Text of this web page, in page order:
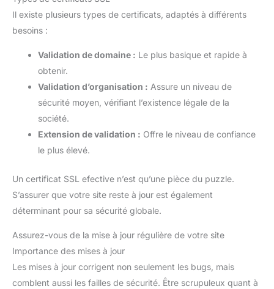
Il existe plusieurs types de certificats, adaptés à différents
besoins :
Validation de domaine : Le plus basique et rapide à
obtenir.
Validation d’organisation : Assure un niveau de
sécurité moyen, vérifiant l’existence légale de la
société.
Extension de validation : Offre le niveau de confiance
le plus élevé.
Un certificat SSL efective n’est qu’une pièce du puzzle.
S’assurer que votre site reste à jour est également
déterminant pour sa sécurité globale.
Assurez-vous de la mise à jour régulière de votre site
Importance des mises à jour
Les mises à jour corrigent non seulement les bugs, mais
comblent aussi les failles de sécurité. Être scrupuleux quant à